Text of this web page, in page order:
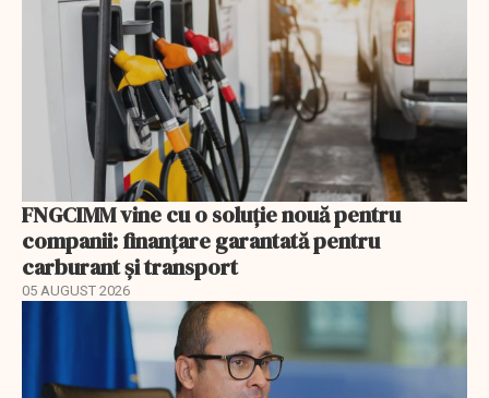
FNGCIMM vine cu o soluție nouă pentru
companii: finanțare garantată pentru
carburant și transport
05 AUGUST 2026